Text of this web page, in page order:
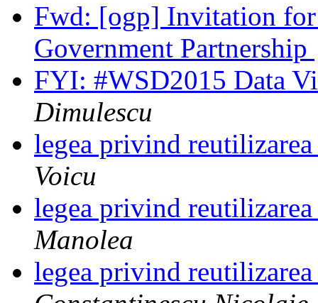
Fwd: [ogp] Invitation for
Government Partnership
FYI: #WSD2015 Data
Dimulescu
legea privind
Voicu
legea privind
Manolea
legea privind